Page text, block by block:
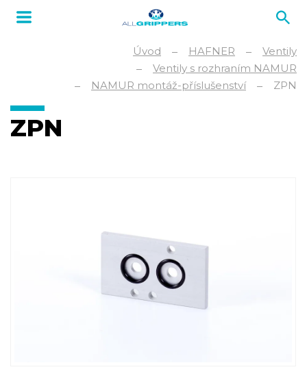
Úvod HAFNER
Ventily
Ventily s rozhraním NAMUR
NAMUR montáž-příslušenství
ZPN
ZPN